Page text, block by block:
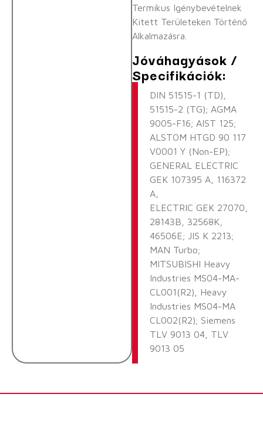
Termikus Igénybevételnek
Kitett Területeken Történő
Alkalmazásra.
Jóváhagyások /
Specifikációk:
DIN 51515-1 (TD),
51515-2 (TG); AGMA
9005-F16; AIST 125;
ALSTOM HTGD 90 117
V0001 Y (non-EP);
GENERAL ELECTRIC
GEK 107395 A, 116372
A,
ELECTRIC GEK 27070,
28143B, 32568K,
46506E; JIS K 2213;
MAN Turbo;
MITSUBISHI Heavy
Industries MS04-MA-
CL001(R2), Heavy
Industries MS04-MA
CL002(R2); Siemens
TLV 9013 04, TLV
9013 05